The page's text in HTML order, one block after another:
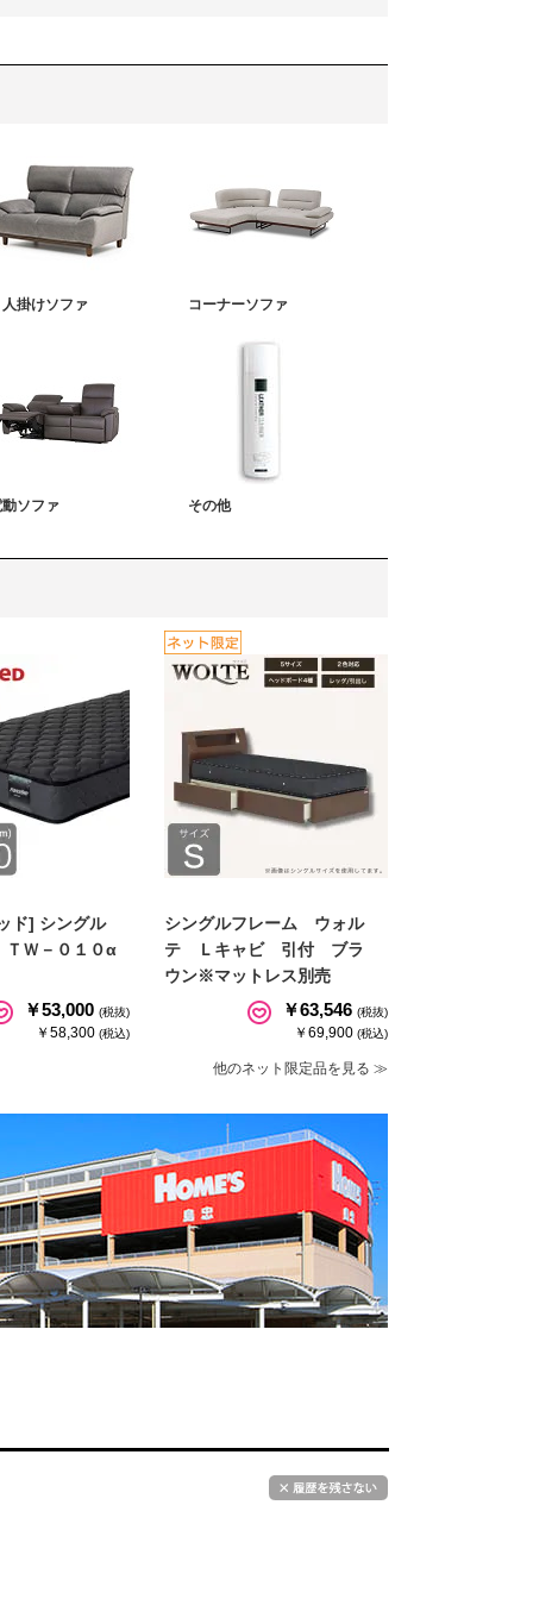
掛けソファ コーナーソファ
ソファ その他
ド] シングル
Ｗ－０１０α
￥53,000 (税抜)
￥58,300 (税込)
シングルフレーム ウォル
テ Ｌキャビ 引付 ブラ
ウン※マットレス別売
￥63,546 (税抜)
￥69,900 (税込)
他のネット限定品を見る ≫